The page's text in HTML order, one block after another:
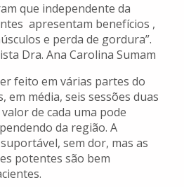
que independente da
apresentam benefícios ,
e perda de gordura”.
Dra. Ana Carolina Sumam
feito em várias partes do
em média, seis sessões duas
de cada uma pode
da região. A
sem dor, mas as
potentes são bem